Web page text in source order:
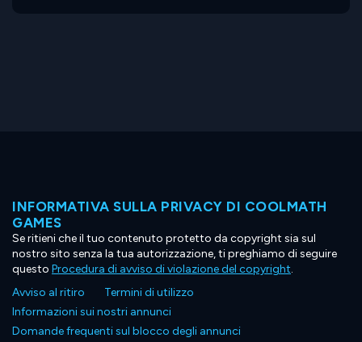
INFORMATIVA SULLA PRIVACY DI COOLMATH
GAMES
Se ritieni che il tuo contenuto protetto da copyright sia sul
nostro sito senza la tua autorizzazione, ti preghiamo di seguire
questo Procedura di avviso di violazione del copyright.
Avviso al ritiro
Termini di utilizzo
Informazioni sui nostri annunci
Domande frequenti sul blocco degli annunci